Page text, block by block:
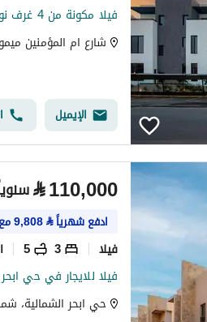
فيلا مكونة من 4 غرف نوم للإيجار في أبحر الجنوبية، جدة
شارع ام المؤمنين
الإيميل
⃁110,000
ادفع شهرياً⃁
9,808مع
فیلا 3
5
فيلا للايجار في حي
حي ابحر الشمالية،